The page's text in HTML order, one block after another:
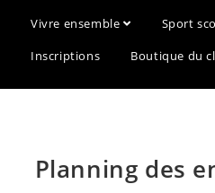
Vivre ensemble
Sport
Inscriptions
Boutique du
Planning des